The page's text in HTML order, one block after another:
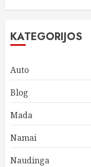
KATEGORIJOS
Auto
Blog
Mada
Namai
Naudinga